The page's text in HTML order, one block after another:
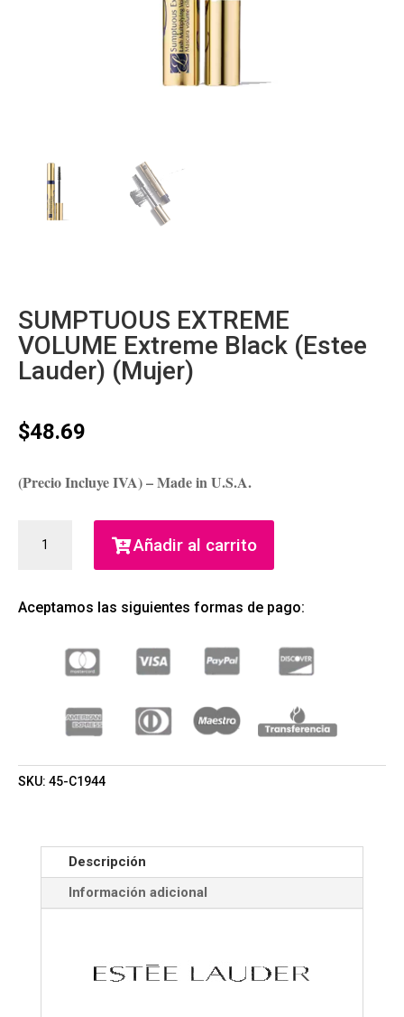
SUMPTUOUS EXTREME
VOLUME Extreme Black (Estee
Lauder) (Mujer)
$48.69
(Precio Incluye IVA) – Made in U.S.A.
EXTREME
BLACK
LAUDER)
(MUJER)
Añadir al carrito
Aceptamos las siguientes formas de pago:
SKU: 45-C1944
Descripción
Información adicional